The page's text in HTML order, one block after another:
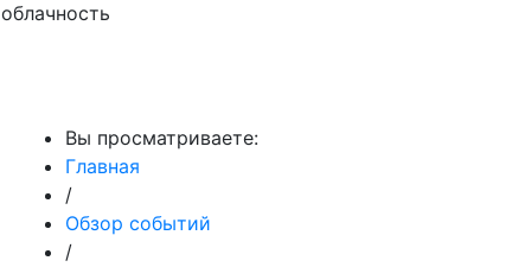
облачность
Вы просматриваете:
Главная
/
Обзор событий
/